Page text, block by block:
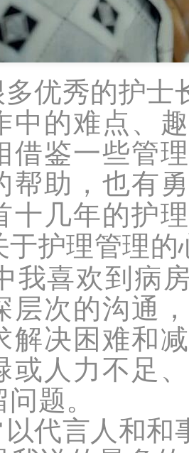
优秀的护士
中的难点、
借鉴一些管
帮助，也有
十几年的护
于护理管理的
我喜欢到病
层次的沟通
解决困难和
或人力不足
题。
代言人和和